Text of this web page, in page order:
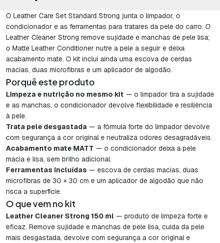
O Leather Care Set Standard Strong junta o limpador, o
condicionador e as ferramentas para tratares da pele do carro. O
Leather Cleaner Strong remove sujidade e manchas de pele lisa;
o Matte Leather Conditioner nutre a pele a seguir e deixa
acabamento mate. O kit inclui ainda uma escova de cerdas
macias, duas microfibras e um aplicador de algodão.
Porquê este produto
Limpeza e nutrição no mesmo kit — o limpador tira a sujidade
e as manchas, o condicionador devolve flexibilidade e resiliência
à pele.
Trata pele desgastada — a fórmula forte do limpador devolve
com segurança a cor original e neutraliza odores desagradáveis.
Acabamento mate MATT — o condicionador deixa a pele
macia e lisa, sem brilho adicional.
Ferramentas incluídas — escova de cerdas macias, duas
microfibras de 30 × 30 cm e um aplicador de algodão que não
risca a superfície.
O que vem no kit
Leather Cleaner Strong 150 ml — produto de limpeza forte e
eficaz. Remove sujidade e manchas de pele lisa, cuida da pele
mais desgastada, devolve com segurança a cor original e